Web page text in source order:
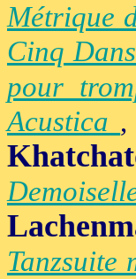
Métrique
Cinq
pour
Acustica
Tanzsuite